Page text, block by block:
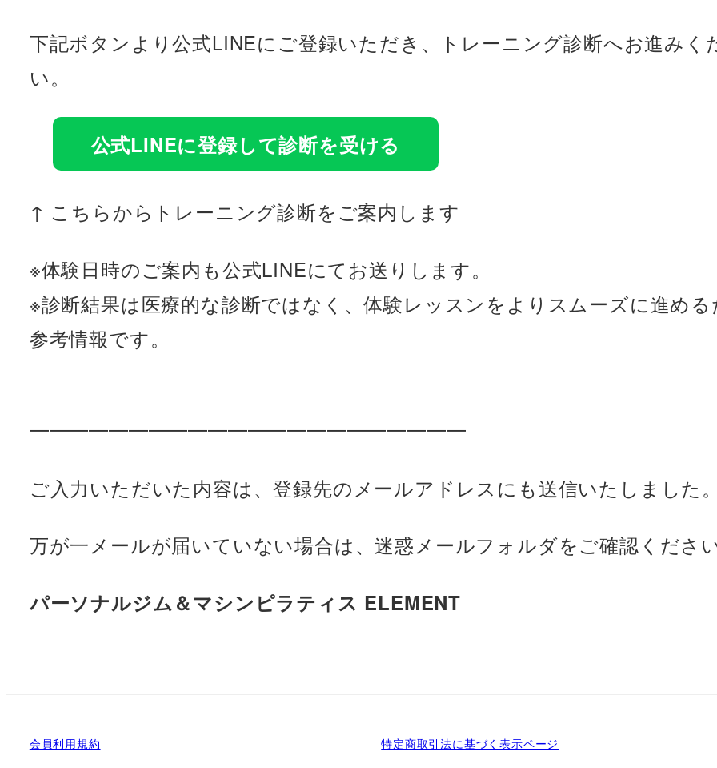
下記ボタンより公式LINEにご登録いただき、トレーニング診断へお進みく
い。
公式LINEに登録して診断を受ける
↑ こちらからトレーニング診断をご案内します
※体験日時のご案内も公式LINEにてお送りします。
※診断結果は医療的な診断ではなく、体験レッスンをよりスムーズに進め
参考情報です。
━━━━━━━━━━━━━━━━━━━━━━
ご入力いただいた内容は、登録先のメールアドレスにも送信いたしました
万が一メールが届いていない場合は、迷惑メールフォルダをご確認くださ
パーソナルジム＆マシンピラティス ELEMENT
会員利用規約 特定商取引法に基づく表示ページ